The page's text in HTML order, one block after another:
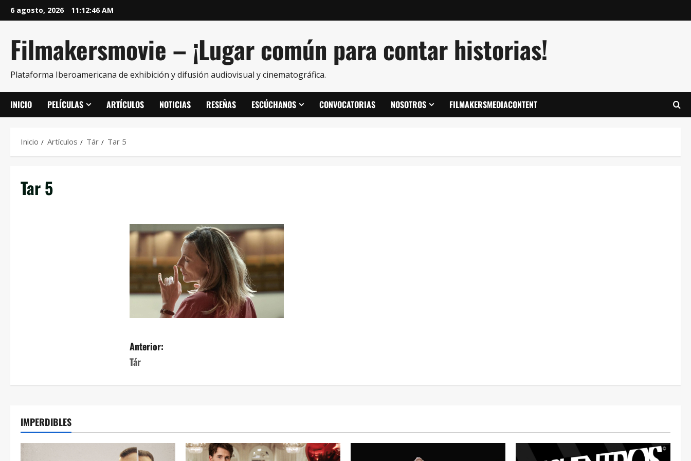
6 agosto, 2026 11:12:46 AM
Filmakersmovie – ¡Lugar común para contar historias!
Plataforma Iberoamericana de exhibición y difusión audiovisual y cinematográfica.
INICIO PELÍCULAS ARTÍCULOS NOTICIAS RESEÑAS ESCÚCHANOS CONVOCATORIAS NOSOTROS FILMAKERSMEDIACONTENT
Inicio Artículos Tár Tar 5
Tar 5
Anterior:
Tár
IMPERDIBLES